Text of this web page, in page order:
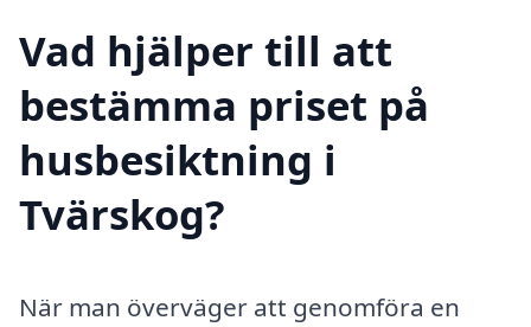
Vad hjälper till att
bestämma priset på
husbesiktning i
Tvärskog?
När man överväger att genomföra en